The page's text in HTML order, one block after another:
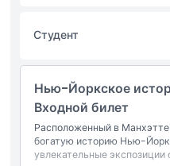
богатое и сложное
Основные моменты
Включено
Студент
Нью-Йоркское
Входной билет
Расположенный в
богатую историю Нью-
увлекательные